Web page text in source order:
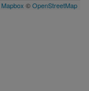
Mapbox ©OpenStreetMap